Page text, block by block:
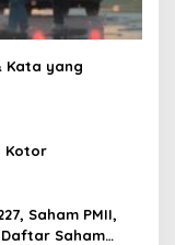
Kata yang
Kotor
Saham PMII,
Daftar Saham